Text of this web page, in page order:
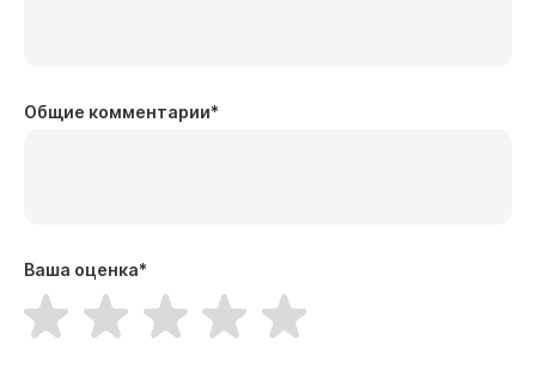
Общие комментарии*
Ваша оценка*